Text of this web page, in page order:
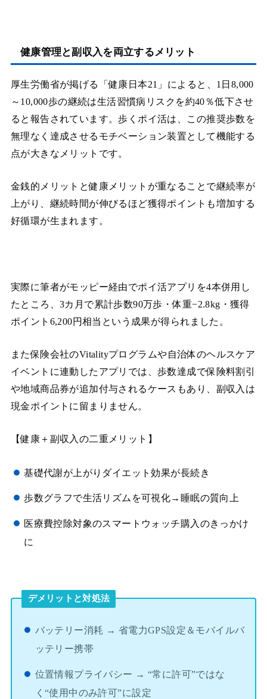
健康管理と副収入を両立するメリット
厚生労働省が掲げる「健康日本21」によると、1日8,000
～10,000歩の継続は生活習慣病リスクを約40％低下させ
ると報告されています。歩くポイ活は、この推奨歩数を
無理なく達成させるモチベーション装置として機能する
点が大きなメリットです。
金銭的メリットと健康メリットが重なることで継続率が
上がり、継続時間が伸びるほど獲得ポイントも増加する
好循環が生まれます。
実際に筆者がモッピー経由でポイ活アプリを4本併用し
たところ、3カ月で累計歩数90万歩・体重−2.8kg・獲得
ポイント6,200円相当という成果が得られました。
また保険会社のVitalityプログラムや自治体のヘルスケア
イベントに連動したアプリでは、歩数達成で保険料割引
や地域商品券が追加付与されるケースもあり、副収入は
現金ポイントに留まりません。
【健康＋副収入の二重メリット】
基礎代謝が上がりダイエット効果が長続き
歩数グラフで生活リズムを可視化→睡眠の質向上
医療費控除対象のスマートウォッチ購入のきっかけ
に
デメリットと対処法
バッテリー消耗 → 省電力GPS設定＆モバイルバ
ッテリー携帯
位置情報プライバシー → “常に許可”ではな
く“使用中のみ許可”に設定